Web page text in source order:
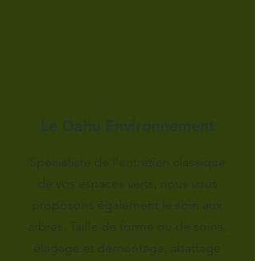
Le Dahu Environnement
Spécialiste de l’entretien classique
de vos espaces verts, nous vous
proposons également le soin aux
arbres. Taille de forme ou de soins,
élagage et démontage, abattage